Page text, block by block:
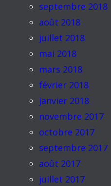
septembre 2018
août 2018
juillet 2018
mai 2018
mars 2018
février 2018
janvier 2018
novembre 2017
octobre 2017
septembre 2017
août 2017
juillet 2017